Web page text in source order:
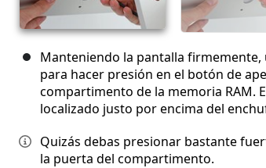
Manteniendo la pantalla firmemente,
para hacer presión en el botón de
compartimento de la memoria RAM.
localizado justo por encima del
Quizás debas presionar bastante
la puerta del compartimento.